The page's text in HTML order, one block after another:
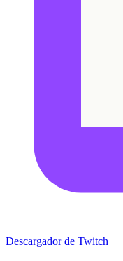
Descargador de Twitch